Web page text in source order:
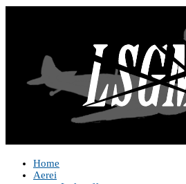
Home
Aerei